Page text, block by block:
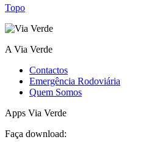
Topo
A Via Verde
Contactos
Emergência Rodoviária
Quem Somos
Apps Via Verde
Faça download: